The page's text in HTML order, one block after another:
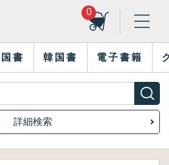
0
書 韓国書 電子書籍
詳細検索